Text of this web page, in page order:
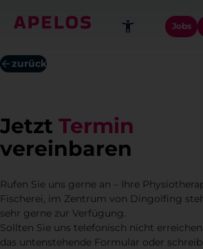
Jobs
zurück
Jetzt Termin
vereinbaren
Rufen Sie uns gerne an – Ihre
Fischerei, im Zentrum von Dingolfing
sehr gerne zur Verfügung.
Sollten Sie uns telefonisch nicht
das untenstehende Formular oder